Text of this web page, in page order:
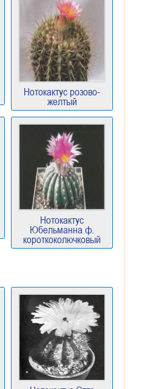
Нотокактус розово-
желтый
Нотокактус
Юбельманна ф.
короткоколючковый